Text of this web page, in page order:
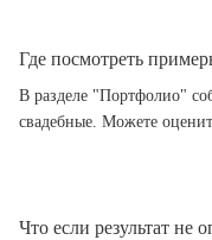
Где посмотреть
В разделе "Портфолио"
свадебные. Можете
Что если результат не